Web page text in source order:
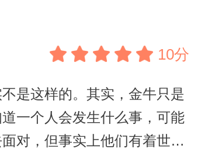
10分
是这样的。其实，金牛只是
一个人会发生什么事，可能
对，但事实上他们有着世界